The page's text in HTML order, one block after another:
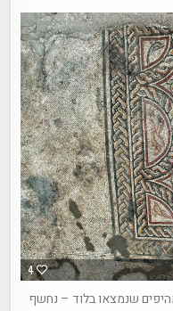
4
שנמצאו בלוד – נחשף